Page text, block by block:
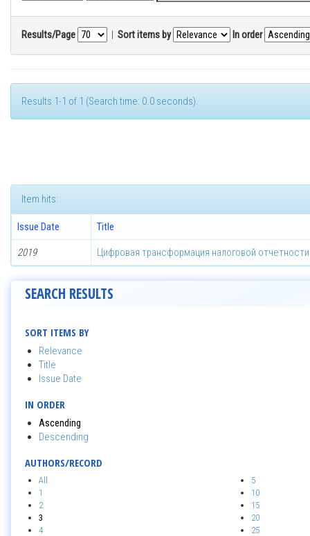
Results/Page | Sort items by In order
Results 1-1 of 1 (Search time: 0.0 seconds).
Item hits:
Issue Date Title
2019 Цифровая трансформация налоговой
SEARCH RESULTS
SORT ITEMS BY
Relevance
Title
Issue Date
IN ORDER
Ascending
Descending
AUTHORS/RECORD
All
1
2
3
4
5
10
15
20
25